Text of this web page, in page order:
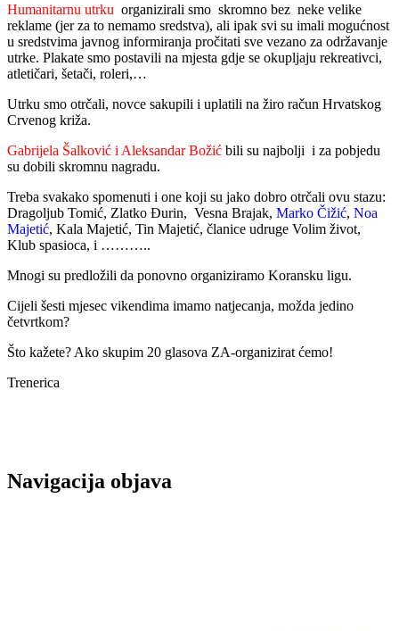
Humanitarnu utrku organizirali smo skromno bez neke velike
reklame (jer za to nemamo sredstva), ali ipak svi su imali mogućnost
u sredstvima javnog informiranja pročitati sve vezano za održavanje
utrke. Plakate smo postavili na mjesta gdje se okupljaju rekreativci,
atletičari, šetači, roleri,…
Utrku smo otrčali, novce sakupili i uplatili na žiro račun Hrvatskog
Crvenog križa.
Gabrijela Šalković i Aleksandar Božić bili su najbolji i za pobjedu
su dobili skromnu nagradu.
Treba svakako spomenuti i one koji su jako dobro otrčali ovu stazu:
Dragoljub Tomić, Zlatko Đurin, Vesna Brajak, Marko Čižić, Noa
Majetić, Kala Majetić, Tin Majetić, članice udruge Volim život,
Klub spasioca, i ………..
Mnogi su predložili da ponovno organiziramo Koransku ligu.
Cijeli šesti mjesec vikendima imamo natjecanja, možda jedino
četvrtkom?
Što kažete? Ako skupim 20 glasova ZA-organizirat ćemo!
Trenerica
Navigacija objava